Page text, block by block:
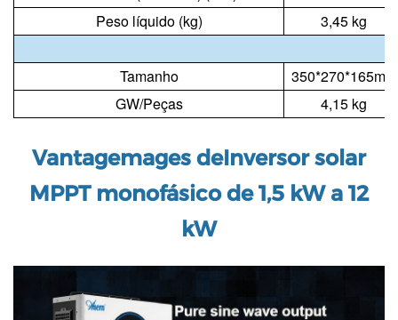
Peso líquido (kg)
3,45 kg
Tamanho
350*270*165mm
GW/Peças
4,15 kg
Vantagemages deInversor solar
MPPT monofásico de 1,5 kW a 12
kW